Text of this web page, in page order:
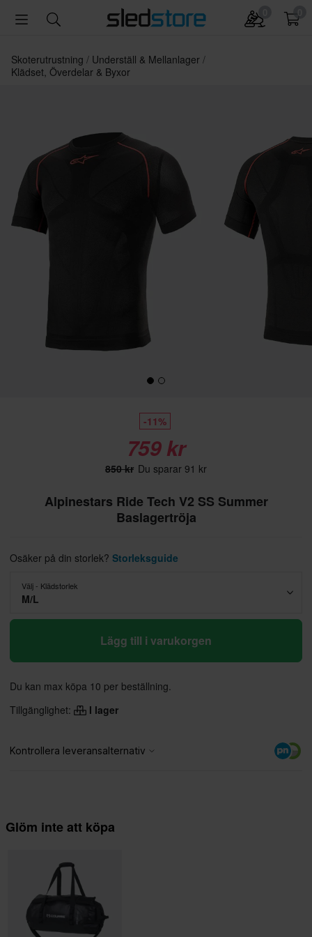
Skoterutrustning
Underställ & Mellanlager
Klädset, Överdelar & Byxor
-11%
759 kr
850 kr Du sparar 91 kr
Alpinestars Ride Tech V2 SS Summer
Baslagertröja
Osäker på din storlek? Storleksguide
Välj - Klädstorlek
M/L
Lägg till i varukorgen
Du kan max köpa 10 per beställning.
Tillgänglighet:
I lager
Glöm inte att köpa